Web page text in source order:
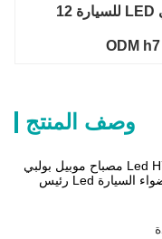
مصباح أمامي LED للسيارة 12
وصف المنتج
ODM F5 فارو نظام إضاءة السيارات توربو Led H7 مصباح موبيل بولبي